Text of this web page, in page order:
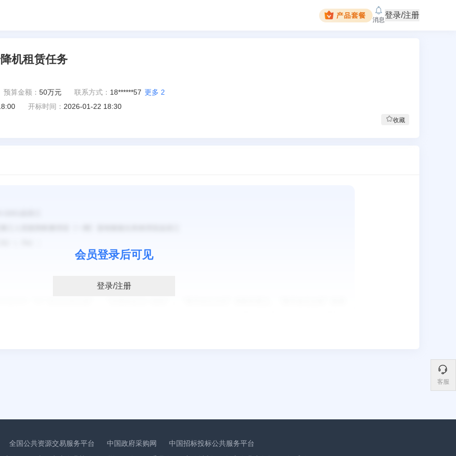
消息
登录/注册
客服
机租赁任务
预算金额： 50万元 联系方式： 18******57 更多 2
开标时间： 2026-01-22 18:30
收藏
会员登录后可见
登录/注册
全国公共资源交易服务平台 中国政府采购网
中国招标投标公共服务平台